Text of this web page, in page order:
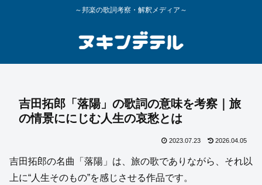
～邦楽の歌詞考察・解釈メディア～
吉田拓郎「落陽」の歌詞の意味を考察｜旅
の情景ににじむ人生の哀愁とは
2023.07.23 2026.04.05
吉田拓郎の名曲「落陽」は、旅の歌でありながら、それ以
上に“人生そのもの”を感じさせる作品です。